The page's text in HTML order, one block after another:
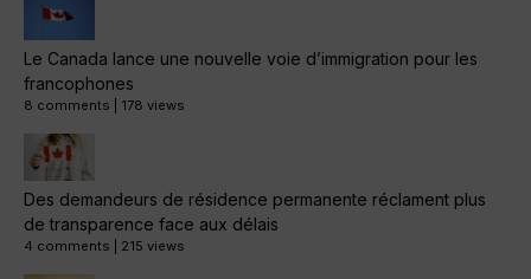
Le Canada lance une nouvelle voie d’immigration pour les
francophones
8 comments 178 views
Des demandeurs de résidence permanente réclament plus
de transparence face aux délais
4 comments 215 views